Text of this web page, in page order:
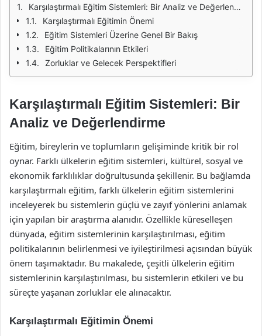
Karşılaştırmalı Eğitim Sistemleri: Bir Analiz ve Değerlendirme
Karşılaştırmalı Eğitimin Önemi
Eğitim Sistemleri Üzerine Genel Bir Bakış
Eğitim Politikalarının Etkileri
Zorluklar ve Gelecek Perspektifleri
Karşılaştırmalı Eğitim Sistemleri: Bir
Analiz ve Değerlendirme
Eğitim, bireylerin ve toplumların gelişiminde kritik bir rol
oynar. Farklı ülkelerin eğitim sistemleri, kültürel, sosyal ve
ekonomik farklılıklar doğrultusunda şekillenir. Bu bağlamda
karşılaştırmalı eğitim, farklı ülkelerin eğitim sistemlerini
inceleyerek bu sistemlerin güçlü ve zayıf yönlerini anlamak
için yapılan bir araştırma alanıdır. Özellikle küreselleşen
dünyada, eğitim sistemlerinin karşılaştırılması, eğitim
politikalarının belirlenmesi ve iyileştirilmesi açısından büyük
önem taşımaktadır. Bu makalede, çeşitli ülkelerin eğitim
sistemlerinin karşılaştırılması, bu sistemlerin etkileri ve bu
süreçte yaşanan zorluklar ele alınacaktır.
Karşılaştırmalı Eğitimin Önemi